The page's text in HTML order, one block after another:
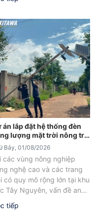
án lắp đặt hệ thống đèn
lượng mặt trời nông trại
Đắk Lắk
Bảy, 01/08/2026
các vùng nông nghiệp
nghệ cao và các trang
có quy mô rộng lớn tại khu
Tây Nguyên, vấn đề an
tiếp